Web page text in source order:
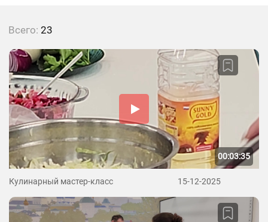
Всего: 23
00:03:35
Кулинарный мастер-класс 15-12-2025